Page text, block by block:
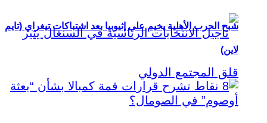
شبح الحرب الأهلية يخيم على إثيوبيا بعد اشتباكات تيغراي (تايم
لاين)